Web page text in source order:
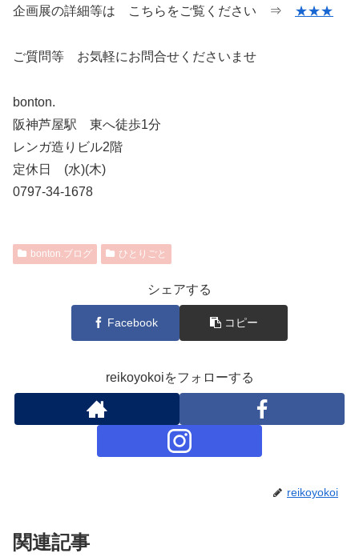
企画展の詳細等は こちらをご覧ください ⇒ ★★★
ご質問等 お気軽にお問合せくださいませ
bonton.
阪神芦屋駅 東へ徒歩1分
レンガ造りビル2階
定休日 (水)(木)
0797-34-1678
bonton.ブログ ひとりごと
シェアする
Facebook コピー
reikoyokoiをフォローする
reikoyokoi
関連記事